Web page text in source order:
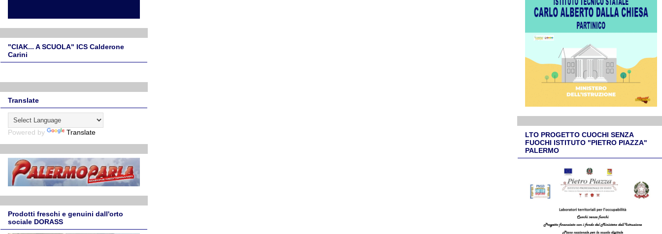
"CIAK... A SCUOLA" ICS Calderone
Carini
Translate
Powered by Translate
Prodotti freschi e genuini dall'orto
sociale DORASS
LTO PROGETTO CUOCHI SENZA
FUOCHI ISTITUTO "PIETRO PIAZZA"
PALERMO